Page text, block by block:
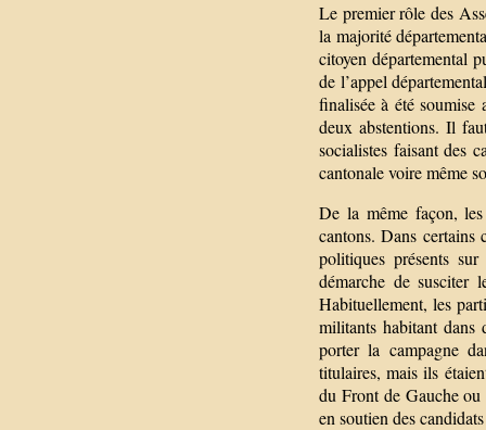
Le premier rôle des
la majorité
citoyen départemental
de l’appel
finalisée à été soumise
deux abstentions. Il
socialistes faisant des
cantonale voire même
De la même façon,
cantons. Dans certains
politiques présents
démarche de susciter
Habituellement, les
militants habitant dans
porter la campagne
titulaires, mais ils
du Front de Gauche ou
en soutien des